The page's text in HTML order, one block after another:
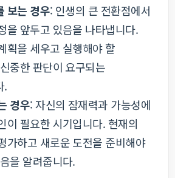
보는 경우: 인생의 큰 전환점에서
을 앞두고 있음을 나타냅니다.
획을 세우고 실행해야 할
중한 판단이 요구되는
.
경우: 자신의 잠재력과 가능성에
이 필요한 시기입니다. 현재의
가하고 새로운 도전을 준비해야
을 알려줍니다.